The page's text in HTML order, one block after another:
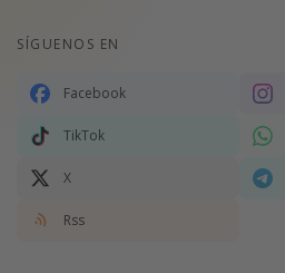
SÍGUENOS EN
Facebook
TikTok
X
Rss